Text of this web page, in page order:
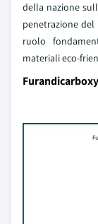
della nazione
penetrazione del
ruolo
materiali eco-